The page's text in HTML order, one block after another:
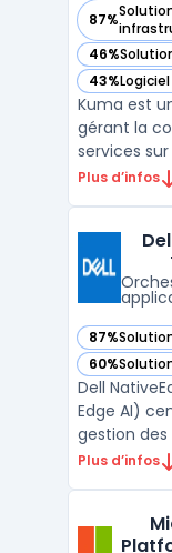
87%
— voir
46%
— voir
43%
— voir
Kuma est
gérant la
services
et serveurs
données
ou multi-
Plus d’infos
87%
— voir Dell
60%
— voir Dell
Dell
Edge AI)
gestion
répondant
Plus d’infos